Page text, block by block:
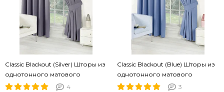
Classic Blackout (Silver) Шторы из
однотонного матового
блэкаута
4
Classic Blackout (Blue) Шторы из
однотонного матового
блэкаута
3